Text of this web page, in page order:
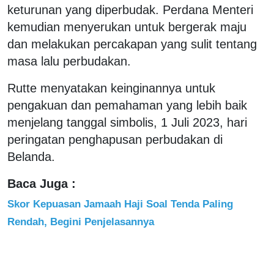
keturunan yang diperbudak. Perdana Menteri
kemudian menyerukan untuk bergerak maju
dan melakukan percakapan yang sulit tentang
masa lalu perbudakan.
Rutte menyatakan keinginannya untuk
pengakuan dan pemahaman yang lebih baik
menjelang tanggal simbolis, 1 Juli 2023, hari
peringatan penghapusan perbudakan di
Belanda.
Baca Juga :
Skor Kepuasan Jamaah Haji Soal Tenda Paling
Rendah, Begini Penjelasannya